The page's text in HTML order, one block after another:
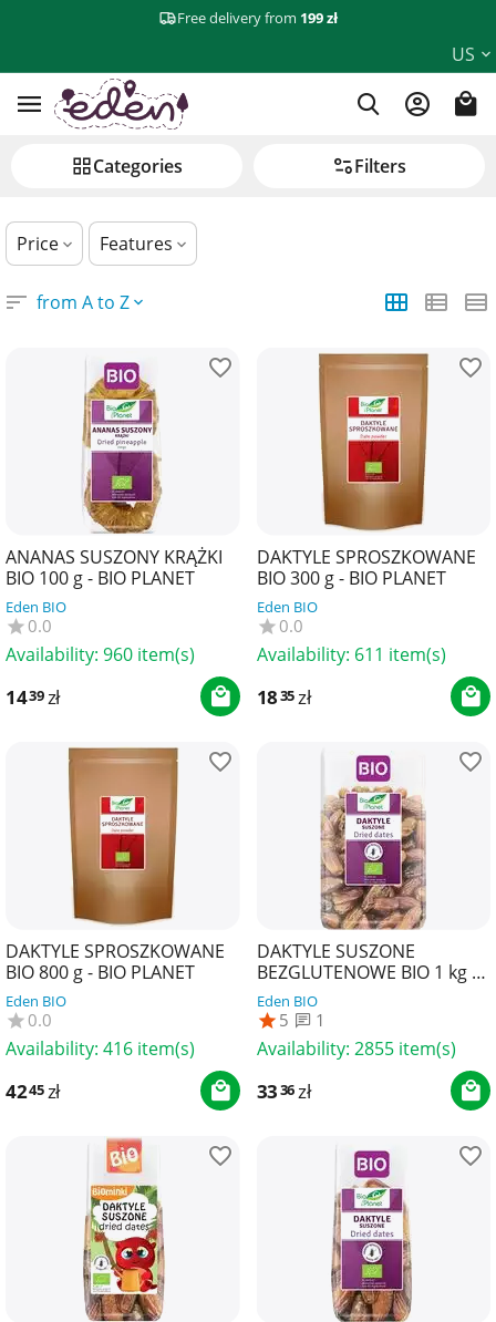
Free delivery from 199 zł
US
Сategories Filters
Price Features
from A to Z
ANANAS SUSZONY KRĄŻKI
BIO 100 g - BIO PLANET
Eden BIO
0.0
Availability: 960 item(s)
1439zł
DAKTYLE SPROSZKOWANE
BIO 300 g - BIO PLANET
Eden BIO
0.0
Availability: 611 item(s)
1835zł
DAKTYLE SPROSZKOWANE
BIO 800 g - BIO PLANET
Eden BIO
0.0
Availability: 416 item(s)
4245zł
DAKTYLE SUSZONE
BEZGLUTENOWE BIO 1 kg -
BIO PLANET
Eden BIO
5 1
Availability: 2855 item(s)
3336zł